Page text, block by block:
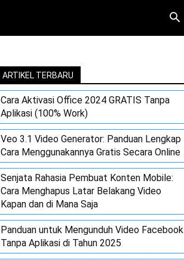
ARTIKEL TERBARU
Cara Aktivasi Office 2024 GRATIS Tanpa
Aplikasi (100% Work)
Veo 3.1 Video Generator: Panduan Lengkap
Cara Menggunakannya Gratis Secara Online
Senjata Rahasia Pembuat Konten Mobile:
Cara Menghapus Latar Belakang Video
Kapan dan di Mana Saja
Panduan untuk Mengunduh Video Facebook
Tanpa Aplikasi di Tahun 2025